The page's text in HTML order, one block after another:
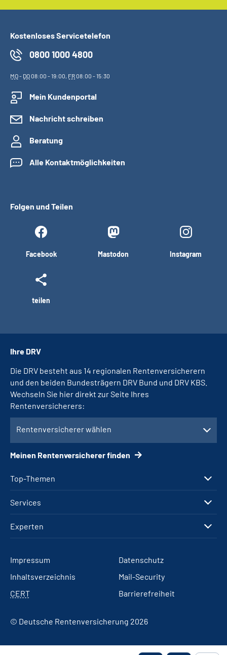
Kostenloses Servicetelefon
0800 1000 4800
MO- DO08:00 - 19:00, FR08:00 - 15:30
Mein Kundenportal
Nachricht schreiben
Beratung
Alle Kontaktmöglichkeiten
Folgen und Teilen
Facebook Mastodon Instagram
teilen
Top-Themen
Services
Experten
Ihre DRV
Die DRV besteht aus 14 regionalen Rentenversicherern
und den beiden Bundesträgern DRV Bund und DRV KBS.
Wechseln Sie hier direkt zur Seite Ihres
Rentenversicherers:
Rentenversicherer wählen
Meinen Rentenversicherer finden
Impressum
Datenschutz
Inhaltsverzeichnis
Mail-Security
CERT
Barrierefreiheit
© Deutsche Rentenversicherung 2026